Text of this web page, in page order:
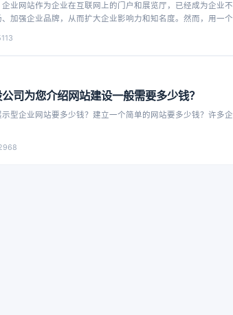
业网站作为企业在互联网上的门户和展览厅，已经成为企业
加强企业品牌，从而扩大企业影响力和知名度。然而，用一
公司为您介绍网站建设一般需要多少钱？
网站要多少钱？建立一个简单的网站要多少钱？许多企业领导都关心这个问题！ 所以，不